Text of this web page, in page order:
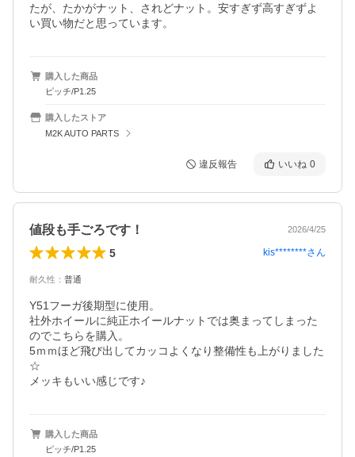
たが、たかがナット、されどナット。安すぎず高すぎずよ
い買い物だと思っています。
購入した商品
ピッチ/P1.25
購入したストア
M2K AUTO PARTS
違反報告 いいね 0
値段も手ごろです！ 2026/4/25
5 kis********さん
耐久性 ： 普通
Y51フーガ後期型に使用。
社外ホイールに純正ホイールナットでは奥まってしまった
のでこちらを購入。
5ｍｍほど飛び出してカッコよくなり整備性も上がりました
☆
メッキもいい感じです♪
購入した商品
ピッチ/P1.25